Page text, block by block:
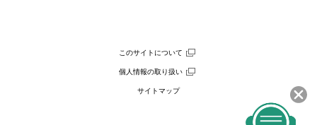
このサイトについて
個人情報の取り扱い
サイトマップ